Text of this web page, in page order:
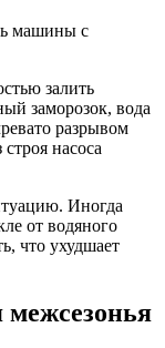
машины с
залить
заморозок, вода
разрывом
насоса
Иногда
от водяного
что ухудшает